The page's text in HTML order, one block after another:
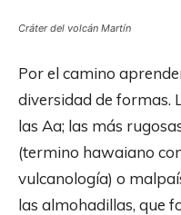
Cráter del volcán Martín
Por el camino
diversidad de formas.
las Aa; las más
(termino hawaiano
vulcanología) o
las almohadillas, que